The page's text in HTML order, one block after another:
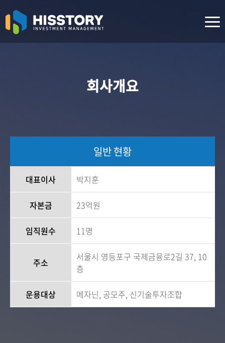
회사개요
일반 현황
대표이사 박지훈
자본금 23억원
임직원수 11명
주소
서울시 영등포구 국제금융로2길 37, 10
층
운용대상 메자닌, 공모주, 신기술투자조합